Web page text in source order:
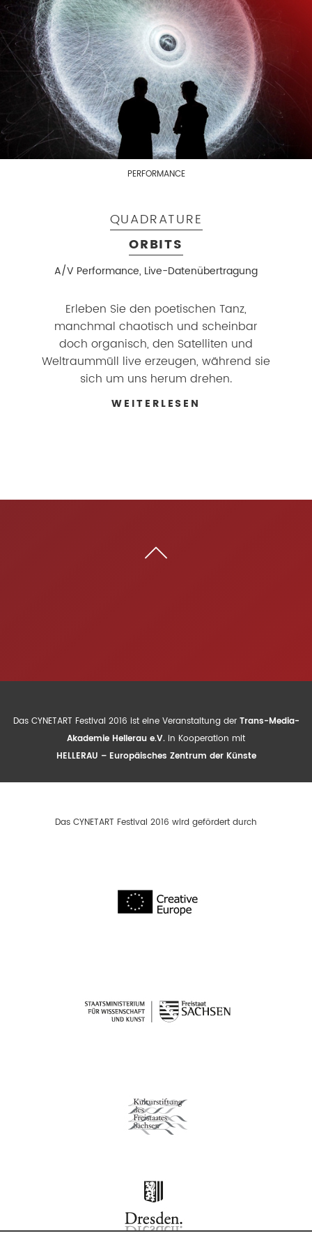
PERFORMANCE
QUADRATURE
ORBITS
A/V Performance, Live-Datenübertragung
Erleben Sie den poetischen Tanz,
manchmal chaotisch und scheinbar
doch organisch, den Satelliten und
Weltraummüll live erzeugen, während sie
sich um uns herum drehen.
WEITERLESEN
Das CYNETART Festival 2016 ist eine Veranstaltung der Trans-Media-
Akademie Hellerau e.V. in Kooperation mit
HELLERAU – Europäisches Zentrum der Künste
Das CYNETART Festival 2016 wird gefördert durch